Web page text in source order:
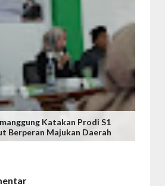
Katakan Prodi S1
Berperan Majukan Daerah